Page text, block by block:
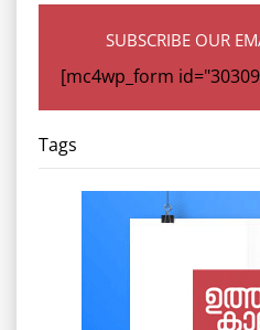
SUBSCRIBE OUR
[mc4wp_form
Tags